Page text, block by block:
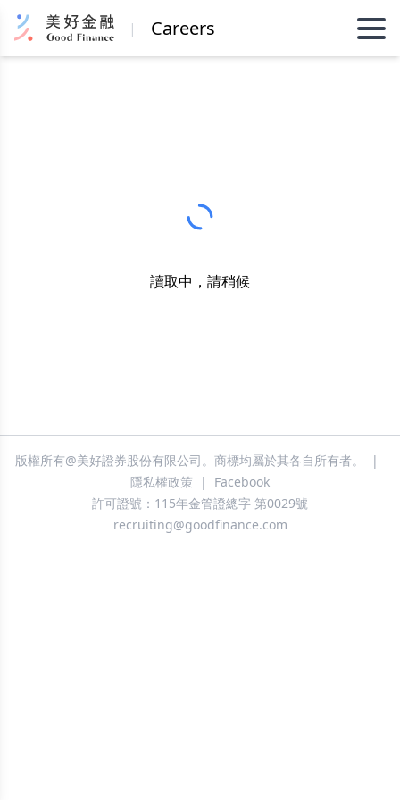
| Careers
讀取中，請稍候
版權所有@美好證券股份有限公司。商標均屬於其各自所有者。
|
隱私權政策
|
Facebook
許可證號：115年金管證總字 第0029號
recruiting@goodfinance.com